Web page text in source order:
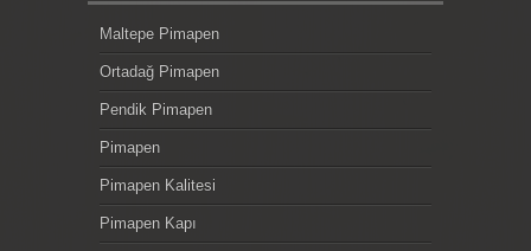
Maltepe Pimapen
Ortadağ Pimapen
Pendik Pimapen
Pimapen
Pimapen Kalitesi
Pimapen Kapı